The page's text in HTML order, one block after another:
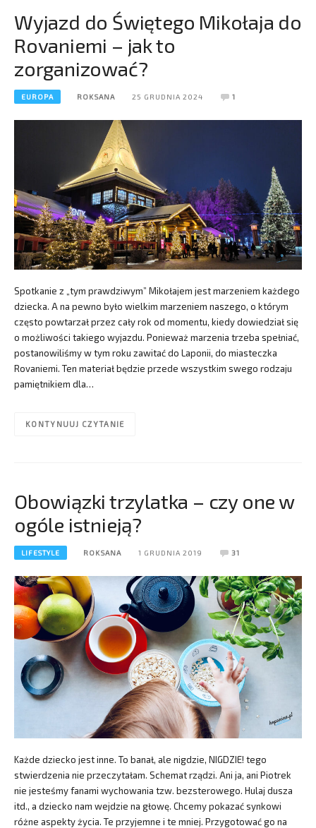
Wyjazd do Świętego Mikołaja do
Rovaniemi – jak to
zorganizować?
EUROPA ROKSANA 25 GRUDNIA 2024 1
Spotkanie z „tym prawdziwym” Mikołajem jest marzeniem każdego
dziecka. A na pewno było wielkim marzeniem naszego, o którym
często powtarzał przez cały rok od momentu, kiedy dowiedział się
o możliwości takiego wyjazdu. Ponieważ marzenia trzeba spełniać,
postanowiliśmy w tym roku zawitać do Laponii, do miasteczka
Rovaniemi. Ten materiał będzie przede wszystkim swego rodzaju
pamiętnikiem dla…
KONTYNUUJ CZYTANIE
Obowiązki trzylatka – czy one w
ogóle istnieją?
LIFESTYLE ROKSANA 1 GRUDNIA 2019 31
Każde dziecko jest inne. To banał, ale nigdzie, NIGDZIE! tego
stwierdzenia nie przeczytałam. Schemat rządzi. Ani ja, ani Piotrek
nie jesteśmy fanami wychowania tzw. bezsterowego. Hulaj dusza
itd., a dziecko nam wejdzie na głowę. Chcemy pokazać synkowi
różne aspekty życia. Te przyjemne i te mniej. Przygotować go na